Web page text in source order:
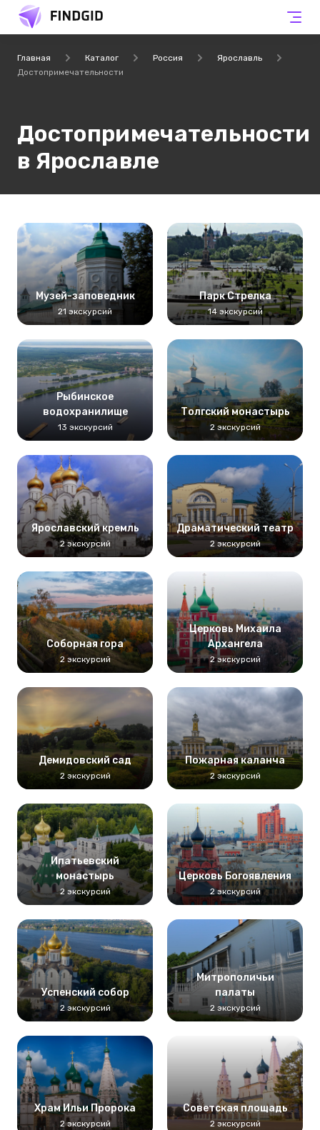
Главная Каталог Россия
Ярославль
Достопримечательности
Достопримечательности
в Ярославле
Музей-заповедник
21 экскурсий
Парк Стрелка
14 экскурсий
Рыбинское
водохранилище
13 экскурсий
Толгский монастырь
2 экскурсий
Ярославский кремль
2 экскурсий
Драматический театр
2 экскурсий
Соборная гора
2 экскурсий
Церковь Михаила
Архангела
2 экскурсий
Демидовский сад
2 экскурсий
Пожарная каланча
2 экскурсий
Ипатьевский
монастырь
2 экскурсий
Церковь Богоявления
2 экскурсий
Успенский собор
2 экскурсий
Митрополичьи
палаты
2 экскурсий
Храм Ильи Пророка
2 экскурсий
Советская площадь
2 экскурсий